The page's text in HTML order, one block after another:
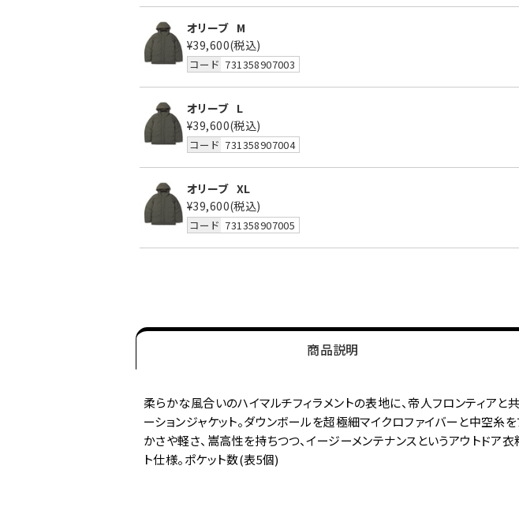
オリーブ M
¥39,600(税込)
コード 731358907003
オリーブ L
¥39,600(税込)
コード 731358907004
オリーブ XL
¥39,600(税込)
コード 731358907005
商品説明
柔らかな風合いのハイマルチフィラメントの表地に、帝人フロンティア
ーションジャケット。ダウンボールを超極細マイクロファイバーと中空
かさや軽さ、嵩高性を持ちつつ、イージーメンテナンスというアウトドア
ト仕様。ポケット数(表5個)